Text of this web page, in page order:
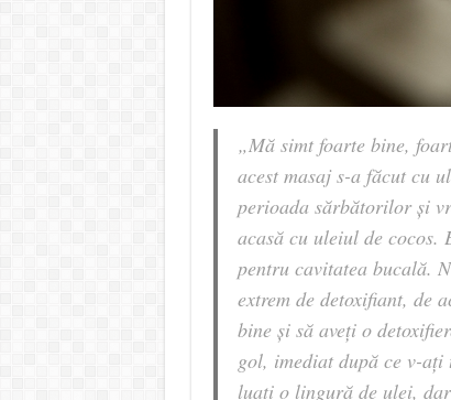
„Mă simt foarte bine,
acest masaj s-a făcut cu
perioada sărbătorilor și
acasă cu uleiul de
pentru cavitatea bucală.
extrem de detoxifiant, de
bine și să aveți o
gol, imediat după ce v-
luați o lingură de ulei,